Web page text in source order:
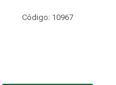
Código: 10967